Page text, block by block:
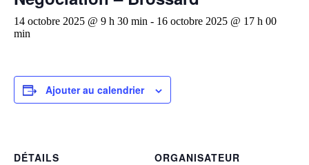
14 octobre 2025 @ 9 h 30 min - 16 octobre 2025 @ 17 h 00
min
Ajouter au calendrier
DÉTAILS
ORGANISATEUR